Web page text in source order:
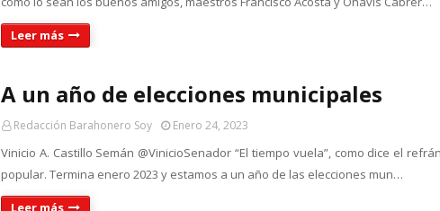
Leer más
A un año de elecciones municipales
Redacción Barahonero Soy Enero 24, 2023
Vinicio A. Castillo Semán @VinicioSenador “El tiempo vuela”, como dice el refrán
popular. Termina enero 2023 y estamos a un año de las elecciones mun…
Leer más